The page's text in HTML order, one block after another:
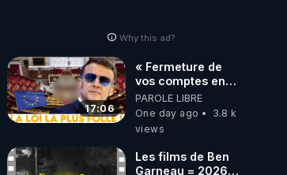
Why this ad?
17:06
« Fermeture de
vos comptes en
banque ! » :
Macron impose
une loi folle !
PAROLE LIBRE
One day ago
3.8 k
views
Les films de Ben
Garneau = 2026-